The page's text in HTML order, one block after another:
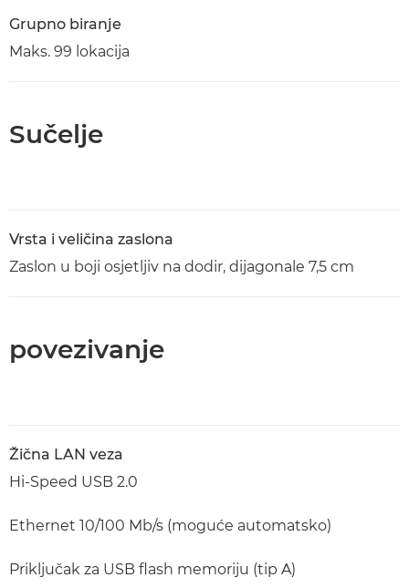
Grupno biranje
Maks. 99 lokacija
Sučelje
Vrsta i veličina zaslona
Zaslon u boji osjetljiv na dodir, dijagonale 7,5 cm
povezivanje
Žična LAN veza
Hi-Speed USB 2.0
Ethernet 10/100 Mb/s (moguće automatsko)
Priključak za USB flash memoriju (tip A)